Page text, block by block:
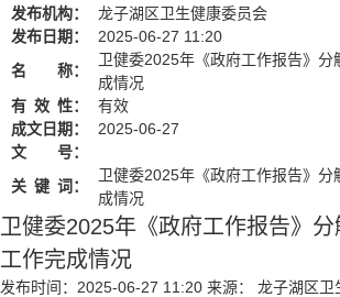
发布机构：
龙子湖区卫生健康委员会
发布日期：
2025-06-27 11:20
名 称：
卫健委2025年《政府工作报告》分
成情况
有 效 性：
有效
成文日期：
2025-06-27
文 号：
关 键 词：
卫健委2025年《政府工作报告》分
成情况
卫健委2025年《政府工作报告》
工作完成情况
发布时间：2025-06-27 11:20 来源： 龙子湖区卫